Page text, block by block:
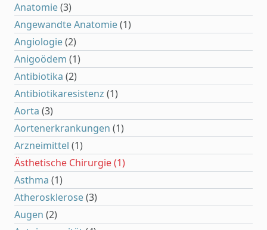
Anatomie(3)
Angewandte Anatomie(1)
Angiologie(2)
Anigoödem (1)
Antibiotika (2)
Antibiotikaresistenz (1)
Aorta (3)
Aortenerkrankungen (1)
Arzneimittel (1)
Ästhetische Chirurgie(1)
Asthma (1)
Atherosklerose(3)
Augen (2)